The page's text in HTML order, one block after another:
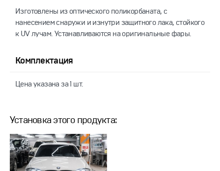
Изготовлены из оптического поликорбаната, с
нанесением снаружи и изнутри защитного лака, стойкого
к UV лучам. Устанавливаются на оригинальные фары.
Комплектация
Цена указана за 1 шт.
Установка этого продукта: